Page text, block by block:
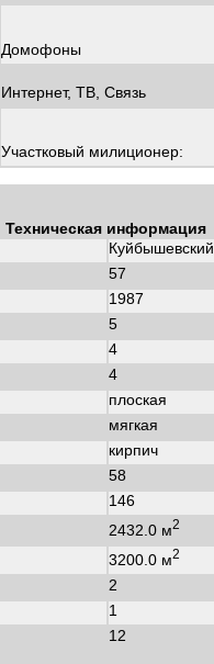
Домофоны
Интернет, ТВ, Связь
Участковый милиционер:
Техническая информация
Куйбышевский
57
1987
5
4
4
плоская
мягкая
кирпич
58
146
2432.0 м2
3200.0 м2
2
1
12